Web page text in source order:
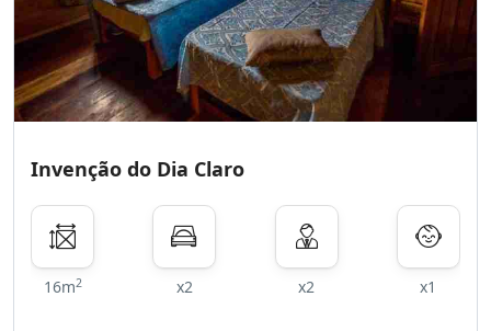
Invenção do Dia Claro
16m2 x2 x2 x1